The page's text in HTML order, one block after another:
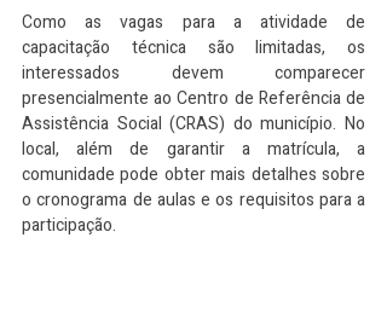
Como as vagas para a atividade de
capacitação técnica são limitadas, os
interessados devem comparecer
presencialmente ao Centro de Referência de
Assistência Social (CRAS) do município. No
local, além de garantir a matrícula, a
comunidade pode obter mais detalhes sobre
o cronograma de aulas e os requisitos para a
participação.